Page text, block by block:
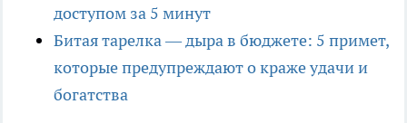
доступом за 5 минут
Битая тарелка — дыра в бюджете: 5 примет,
которые предупреждают о краже удачи и
богатства